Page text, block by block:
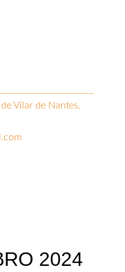
Vilar de Nantes,
2024